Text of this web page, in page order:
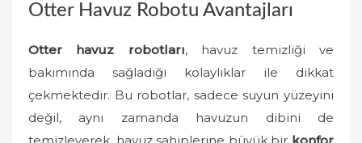
t
d
o
Otter Havuz Robotu Avantajları
Otter havuz robotları, havuz temizliği ve
bakımında sağladığı kolaylıklar ile dikkat
çekmektedir. Bu robotlar, sadece suyun yüzeyini
değil, aynı zamanda havuzun dibini de